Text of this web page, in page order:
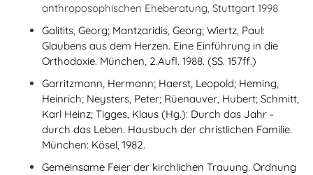
anthroposophischen Eheberatung, Stuttgart 1998
Galitits, Georg; Mantzaridis, Georg; Wiertz, Paul:
Glaubens aus dem Herzen. Eine Einführung in die
Orthodoxie. München, 2.Aufl. 1988. (SS. 157ff.)
Garritzmann, Hermann; Haerst, Leopold; Heming,
Heinrich; Neysters, Peter; Rüenauver, Hubert; Schmitt,
Karl Heinz; Tigges, Klaus (Hg.): Durch das Jahr -
durch das Leben. Hausbuch der christlichen Familie.
München: Kösel, 1982.
Gemeinsame Feier der kirchlichen Trauung. Ordnung